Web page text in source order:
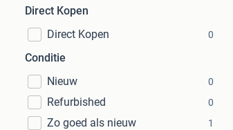
Direct Kopen
Direct Kopen
0
Conditie
Nieuw
0
Refurbished 0
Zo goed als nieuw 1